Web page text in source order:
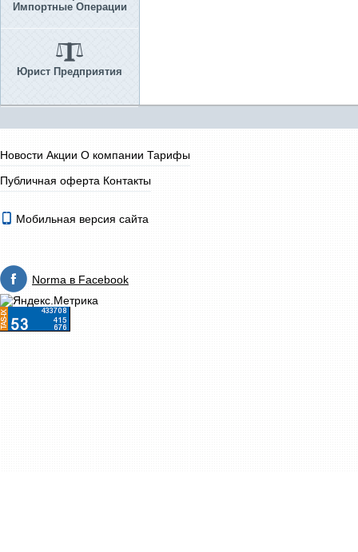
Импортные Операции
Юрист Предприятия
Новости Акции О компании Тарифы
Публичная оферта Контакты
Мобильная версия сайта
Norma в Facebook